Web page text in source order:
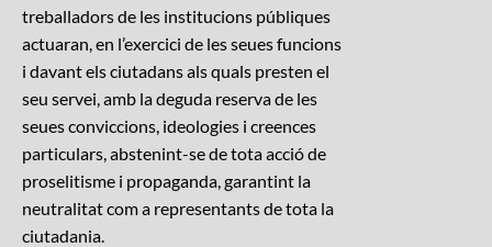
treballadors de les institucions públiques
actuaran, en l’exercici de les seues funcions
i davant els ciutadans als quals presten el
seu servei, amb la deguda reserva de les
seues conviccions, ideologies i creences
particulars, abstenint-se de tota acció de
proselitisme i propaganda, garantint la
neutralitat com a representants de tota la
ciutadania.